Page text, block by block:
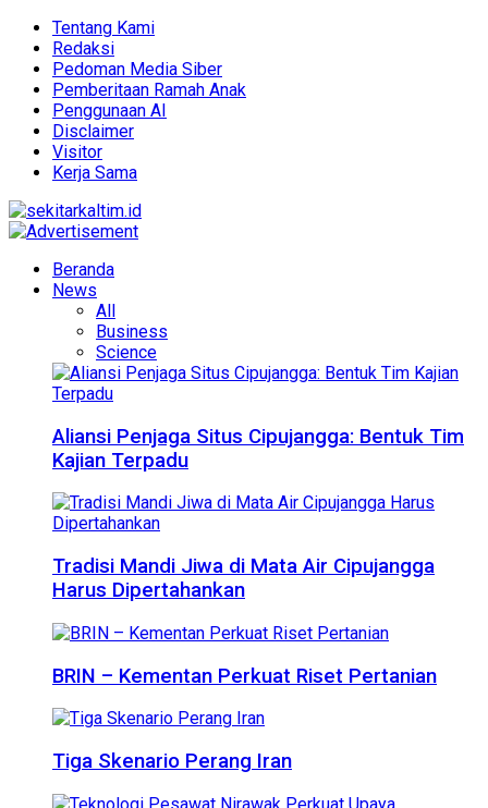
Tentang Kami
Redaksi
Pedoman Media Siber
Pemberitaan Ramah Anak
Penggunaan AI
Disclaimer
Visitor
Kerja Sama
Beranda
News
All
Business
Science
Aliansi Penjaga Situs Cipujangga: Bentuk Tim
Kajian Terpadu
Tradisi Mandi Jiwa di Mata Air Cipujangga
Harus Dipertahankan
BRIN – Kementan Perkuat Riset Pertanian
Tiga Skenario Perang Iran